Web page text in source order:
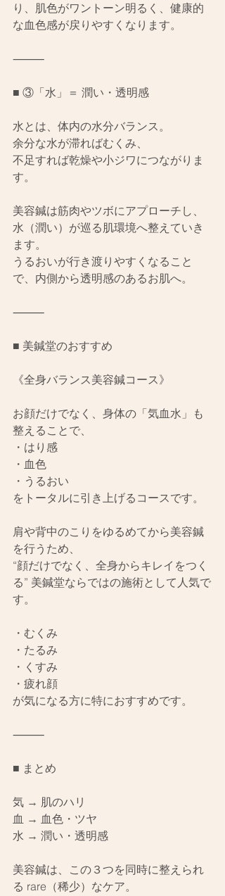
り、肌色がワントーン明るく、健康的
な血色感が戻りやすくなります。
⸻
■ ③「水」＝ 潤い・透明感
水とは、体内の水分バランス。
余分な水が滞ればむくみ、
不足すれば乾燥や小ジワにつながりま
す。
美容鍼は筋肉やツボにアプローチし、
水（潤い）が巡る肌環境へ整えていき
ます。
うるおいが行き渡りやすくなること
で、内側から透明感のあるお肌へ。
⸻
■ 美鍼堂のおすすめ
《全身バランス美容鍼コース》
お顔だけでなく、身体の「気血水」も
整えることで、
・はり感
・血色
・うるおい
をトータルに引き上げるコースです。
肩や背中のこりをゆるめてから美容鍼
を行うため、
“顔だけでなく、全身からキレイをつく
る” 美鍼堂ならではの施術として人気で
す。
・むくみ
・たるみ
・くすみ
・疲れ顔
が気になる方に特におすすめです。
⸻
■ まとめ
気 → 肌のハリ
血 → 血色・ツヤ
水 → 潤い・透明感
美容鍼は、この３つを同時に整えられ
る rare（稀少）なケア。